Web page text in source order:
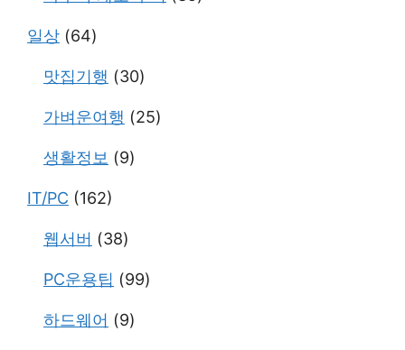
일상 (64)
맛집기행 (30)
가벼운여행 (25)
생활정보 (9)
IT/PC (162)
웹서버 (38)
PC운용팁 (99)
하드웨어 (9)